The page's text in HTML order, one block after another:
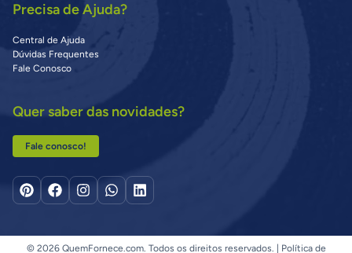
Precisa de Ajuda?
Central de Ajuda
Dúvidas Frequentes
Fale Conosco
Quer saber das novidades?
Fale conosco!
© 2026 QuemFornece.com. Todos os direitos reservados. | Política de